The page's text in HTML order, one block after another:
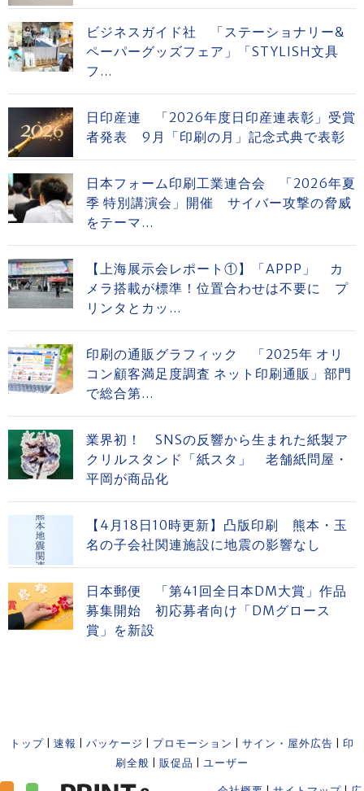
ビジネスガイド社 「ステーショナリー&
ペーパーグッズフェア」「STYLISH文具
フ...
日印産連 「2026年度日印産連表彰」受賞
者発表 9月「印刷の月」記念式典で表彰
日本フォーム印刷工業連合会 「2026年夏
季 特別講演会」開催 サイバー攻撃の脅威
をテーマ...
【上海展示会レポート①】「APPP」 カ
メラ搭載が標準！位置合わせは不要に プ
リンタとカッ...
印刷の通販グラフィック 「2025年 オリ
コン顧客満足度調査 ネット印刷通販」部門
で総合第...
業界初！ SNSの反響から生まれた紙製ア
クリルスタンド「紙スタ」 老舗紙問屋・
平岡が商品化
【4月18日10時更新】凸版印刷 熊本・玉
名の子会社関連施設に地震の影響なし
日本郵便 「第41回全日本DM大賞」作品
募集開始 初応募者向け「DMグロース
賞」を新設
トップ 速報 パッケージ プロモーション サイン・屋外広告
印
刷全般
販促品 ユーザー